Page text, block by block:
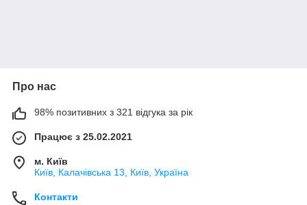
Про нас
98% позитивних з 321 відгука за рік
Працює з 25.02.2021
м. Київ
Київ, Калачівська 13, Київ, Україна
Контакти